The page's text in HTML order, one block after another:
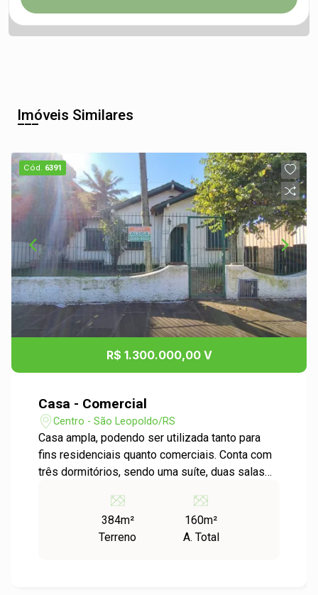
Imóveis Similares
Cód. 6391
R$ 1.300.000,00 V
Casa - Comercial
Centro - São Leopoldo/RS
Casa ampla, podendo ser utilizada tanto para
fins residenciais quanto comerciais. Conta com
três dormitórios, sendo uma suíte, duas salas
ambientes com potencial para serem adaptados
em salas comerciais conforme a sua
necessidade. Possui pátio na frente e nos
384m²
Terreno
160m²
A. Total